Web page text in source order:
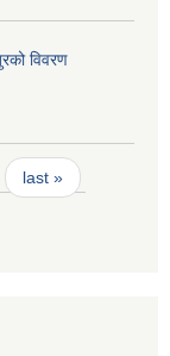
विवरण
last »